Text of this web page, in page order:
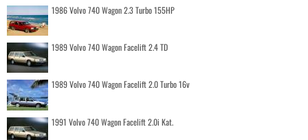
1986 Volvo 740 Wagon 2.3 Turbo 155HP
1989 Volvo 740 Wagon Facelift 2.4 TD
1989 Volvo 740 Wagon Facelift 2.0 Turbo 16v
1991 Volvo 740 Wagon Facelift 2.0i Kat.